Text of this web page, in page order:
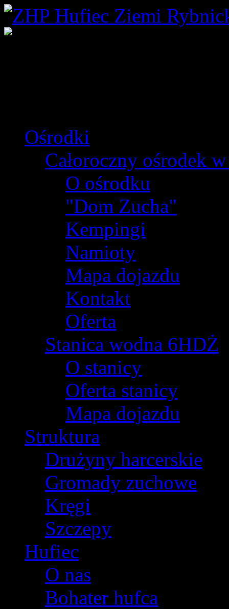
Ośrodki
Całoroczny ośrodek
O ośrodku
"Dom Zucha"
Kempingi
Namioty
Mapa dojazdu
Kontakt
Oferta
Stanica wodna 6HDŻ
O stanicy
Oferta stanicy
Mapa dojazdu
Struktura
Drużyny harcerskie
Gromady zuchowe
Kręgi
Szczepy
Hufiec
O nas
Bohater hufca